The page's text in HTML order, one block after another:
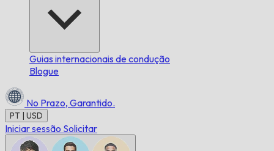
Guias internacionais de condução
Blogue
No Prazo, Garantido.
PT | USD
Iniciar sessão Solicitar